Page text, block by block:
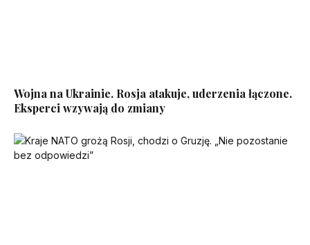
Wojna na Ukrainie. Rosja atakuje, uderzenia łączone.
Eksperci wzywają do zmiany